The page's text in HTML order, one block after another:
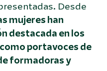
Desde
mujeres han
destacada en los
portavoces de
formadoras y